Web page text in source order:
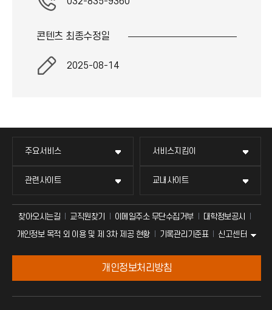
콘텐츠 최종수정일
2025-08-14
주요서비스 서비스지킴이
관련사이트 교내사이트
찾아오시는길 교직원찾기 이메일주소 무단수집거부
대학정보공시
개인정보 목적 외 이용 및 제 3차 제공 현황
기록관리기준표 신고센터
개인정보처리방침